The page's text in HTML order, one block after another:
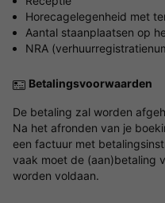
Horecagelegenheid met
Aantal staanplaatsen op
NRA
Betalingsvoorwaarden
De betaling zal worden
Na het afronden van je
een factuur met
vaak moet de (aan)betaling
worden voldaan.